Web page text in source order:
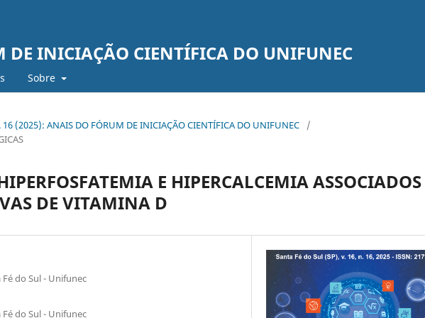
DE INICIAÇÃO CIENTÍFICA DO UNIFUNEC
Sobre
16 (2025): ANAIS DO FÓRUM DE INICIAÇÃO CIENTÍFICA DO UNIFUNEC
/
E HIPERCALCEMIA
DE VITAMINA D
do Sul - Unifunec
do Sul - Unifunec